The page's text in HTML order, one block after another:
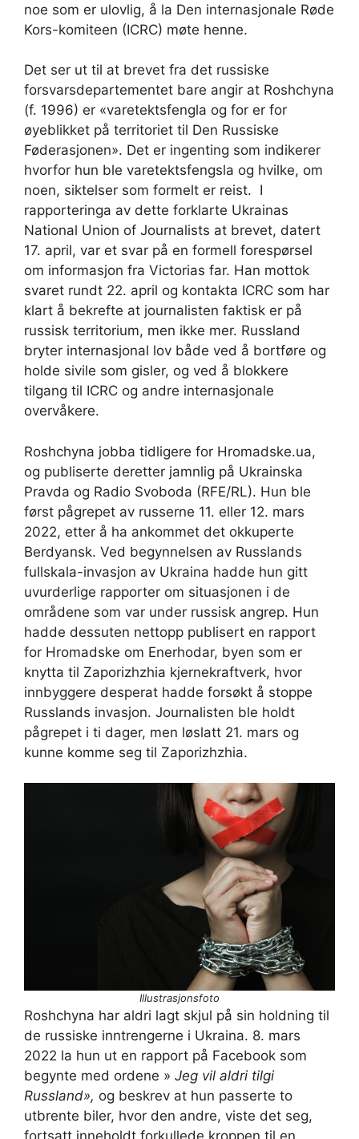
noe som er ulovlig, å la Den internasjonale Røde
Kors-komiteen (ICRC) møte henne.
Det ser ut til at brevet fra det russiske
forsvarsdepartementet bare angir at Roshchyna
(f. 1996) er «varetektsfengla og for er for
øyeblikket på territoriet til Den Russiske
Føderasjonen». Det er ingenting som indikerer
hvorfor hun ble varetektsfengsla og hvilke, om
noen, siktelser som formelt er reist. I
rapporteringa av dette forklarte Ukrainas
National Union of Journalists at brevet, datert
17. april, var et svar på en formell forespørsel
om informasjon fra Victorias far. Han mottok
svaret rundt 22. april og kontakta ICRC som har
klart å bekrefte at journalisten faktisk er på
russisk territorium, men ikke mer. Russland
bryter internasjonal lov både ved å bortføre og
holde sivile som gisler, og ved å blokkere
tilgang til ICRC og andre internasjonale
overvåkere.
Roshchyna jobba tidligere for Hromadske.ua,
og publiserte deretter jamnlig på Ukrainska
Pravda og Radio Svoboda (RFE/RL). Hun ble
først pågrepet av russerne 11. eller 12. mars
2022, etter å ha ankommet det okkuperte
Berdyansk. Ved begynnelsen av Russlands
fullskala-invasjon av Ukraina hadde hun gitt
uvurderlige rapporter om situasjonen i de
områdene som var under russisk angrep. Hun
hadde dessuten nettopp publisert en rapport
for Hromadske om Enerhodar, byen som er
knytta til Zaporizhzhia kjernekraftverk, hvor
innbyggere desperat hadde forsøkt å stoppe
Russlands invasjon. Journalisten ble holdt
pågrepet i ti dager, men løslatt 21. mars og
kunne komme seg til Zaporizhzhia.
Illustrasjonsfoto
Roshchyna har aldri lagt skjul på sin holdning til
de russiske inntrengerne i Ukraina. 8. mars
2022 la hun ut en rapport på Facebook som
begynte med ordene » Jeg vil aldri tilgi
Russland», og beskrev at hun passerte to
utbrente biler, hvor den andre, viste det seg,